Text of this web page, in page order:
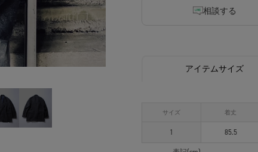
相談する
アイテムサイズ
サイズ 着丈
1 85.5